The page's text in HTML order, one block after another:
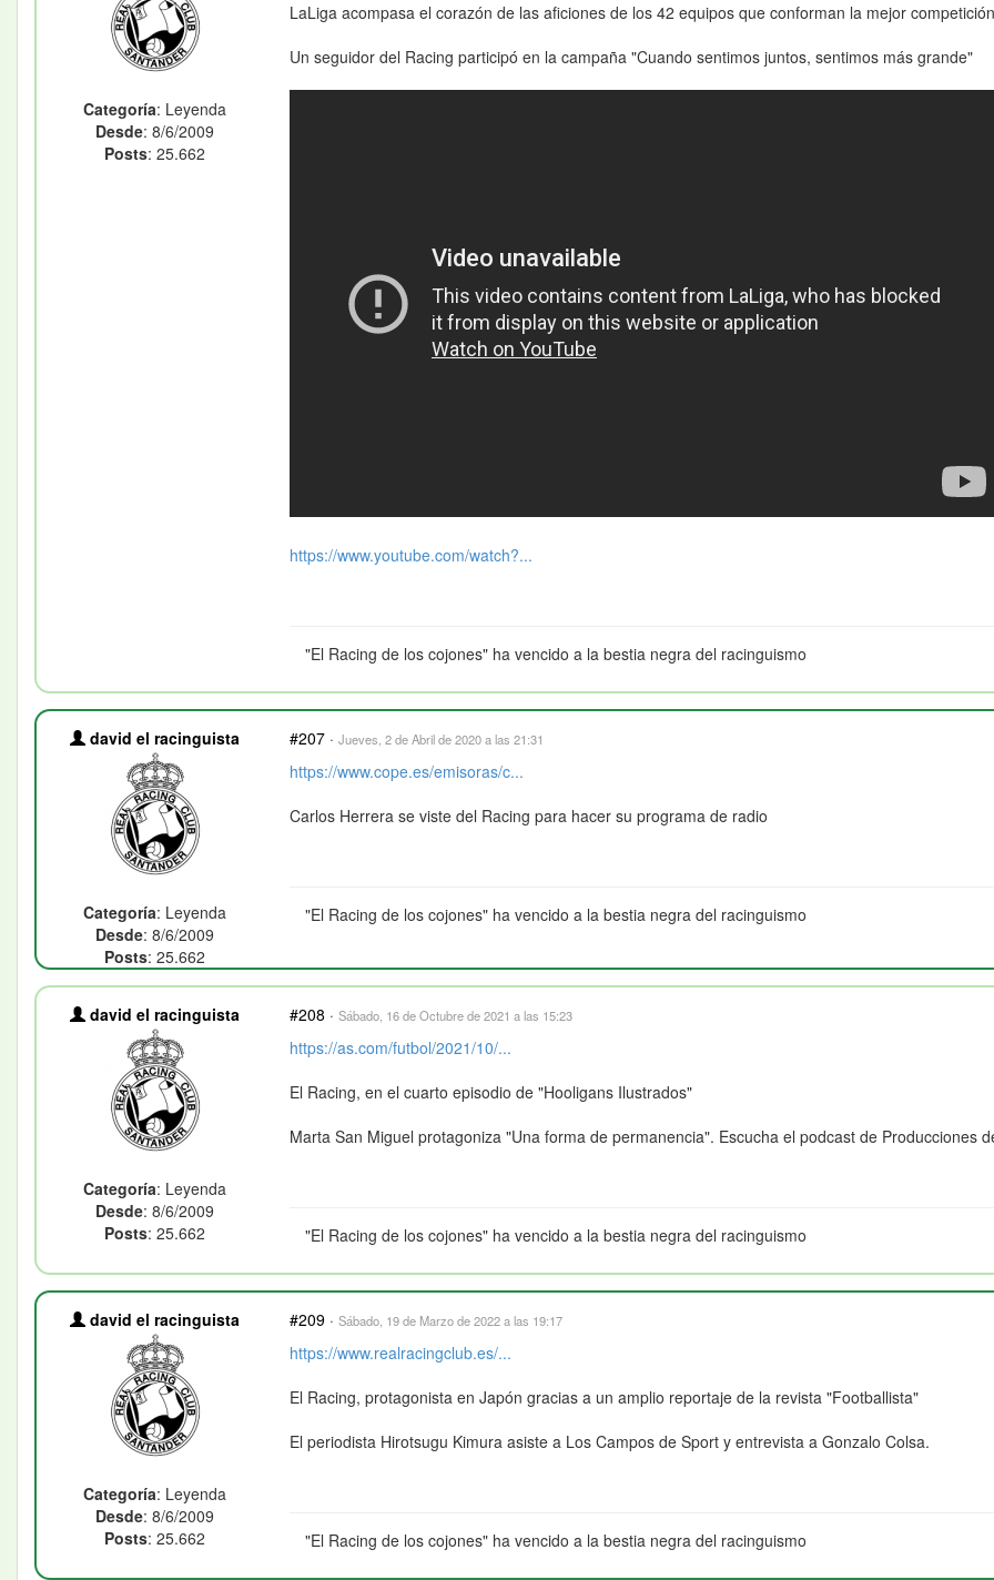
Categoría: Leyenda
Desde: 8/6/2009
Posts: 25.662
LaLiga acompasa el corazón de las aficiones de los 42 equipos que conforman la mejor
Un seguidor del Racing participó en la campaña "Cuando sentimos juntos, sentimos más grande"
https://www.youtube.com/watch?...
"El Racing de los cojones" ha vencido a la bestia negra del racinguismo
david el racinguista
Categoría: Leyenda
Desde: 8/6/2009
Posts: 25.662
#207 · Jueves, 2 de Abril de 2020 a las 21:31
https://www.cope.es/emisoras/c...
Carlos Herrera se viste del Racing para hacer su programa de radio
"El Racing de los cojones" ha vencido a la bestia negra del racinguismo
david el racinguista
Categoría: Leyenda
Desde: 8/6/2009
Posts: 25.662
#208 · Sábado, 16 de Octubre de 2021 a las 15:23
https://as.com/futbol/2021/10/...
El Racing, en el cuarto episodio de "Hooligans Ilustrados"
Marta San Miguel protagoniza "Una forma de permanencia". Escucha el podcast de Producciones
"El Racing de los cojones" ha vencido a la bestia negra del racinguismo
david el racinguista
Categoría: Leyenda
Desde: 8/6/2009
Posts: 25.662
#209 · Sábado, 19 de Marzo de 2022 a las 19:17
https://www.realracingclub.es/...
El Racing, protagonista en Japón gracias a un amplio reportaje de la revista "Footballista"
El periodista Hirotsugu Kimura asiste a Los Campos de Sport y entrevista a Gonzalo Colsa.
"El Racing de los cojones" ha vencido a la bestia negra del racinguismo